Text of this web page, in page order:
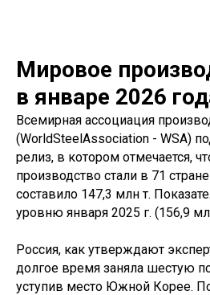
Мировое
в январе 2026
Всемирная ассоциация
(WorldSteelAssociation - WSA)
релиз, в котором отмечается,
производство стали в 71
составило 147,3 млн т.
уровню января 2025 г. (156,9
Россия, как утверждают
долгое время заняла шестую
уступив место Южной Корее.